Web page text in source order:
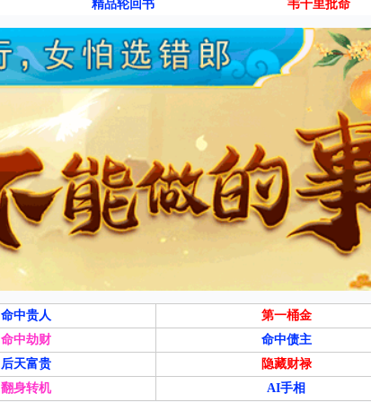
精品轮回书 韦千里批命
命中贵人
第一桶金
命中劫财
命中债主
后天富贵
隐藏财禄
翻身转机 AI手相